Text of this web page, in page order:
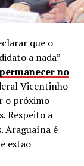
que o
a nada”
permanecer no
Vicentinho
o próximo
Respeito a
Araguaína é
estão